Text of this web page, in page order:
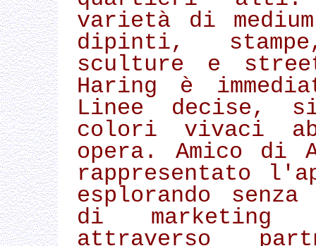
varietà di
dipinti,
sculture e
Haring è
Linee decise,
colori vivaci
opera. Amico di
rappresentato
esplorando
di marketing
attraverso